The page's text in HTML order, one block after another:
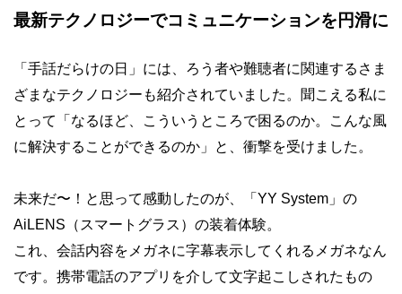
最新テクノロジーでコミュニケーションを円滑に
「手話だらけの日」には、ろう者や難聴者に関連するさま
ざまなテクノロジーも紹介されていました。聞こえる私に
とって「なるほど、こういうところで困るのか。こんな風
に解決することができるのか」と、衝撃を受けました。
未来だ〜！と思って感動したのが、「YY System」の
AiLENS（スマートグラス）の装着体験。
これ、会話内容をメガネに字幕表示してくれるメガネなん
です。携帯電話のアプリを介して文字起こしされたもの